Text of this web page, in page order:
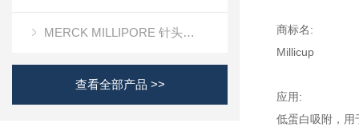
MERCK MILLIPORE 针头滤器针头式滤器
查看全部产品 >>
商标名:
Millicup
应用:
低蛋白吸附，用